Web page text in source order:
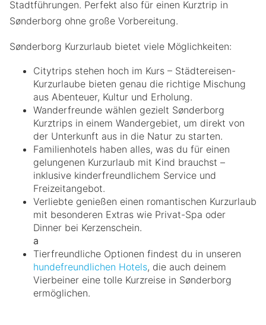
Stadtführungen. Perfekt also für einen Kurztrip in
Sønderborg ohne große Vorbereitung.
Sønderborg Kurzurlaub bietet viele Möglichkeiten:
Citytrips stehen hoch im Kurs – Städtereisen-
Kurzurlaube bieten genau die richtige Mischung
aus Abenteuer, Kultur und Erholung.
Wanderfreunde wählen gezielt Sønderborg
Kurztrips in einem Wandergebiet, um direkt von
der Unterkunft aus in die Natur zu starten.
Familienhotels haben alles, was du für einen
gelungenen Kurzurlaub mit Kind brauchst –
inklusive kinderfreundlichem Service und
Freizeitangebot.
Verliebte genießen einen romantischen Kurzurlaub
mit besonderen Extras wie Privat-Spa oder
Dinner bei Kerzenschein.
a
Tierfreundliche Optionen findest du in unseren
hundefreundlichen Hotels, die auch deinem
Vierbeiner eine tolle Kurzreise in Sønderborg
ermöglichen.